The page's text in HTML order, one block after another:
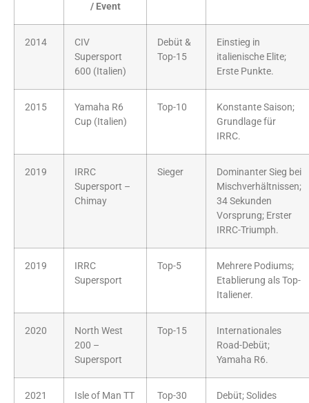
/ Event
2014
CIV
Supersport
600 (Italien)
Debüt &
Top-15
Einstieg in
italienische Elite;
Erste Punkte.
2015
Yamaha R6
Cup (Italien)
Top-10
Konstante Saison;
Grundlage für
IRRC.
2019
IRRC
Supersport –
Chimay
Sieger
Dominanter Sieg bei
Mischverhältnissen;
34 Sekunden
Vorsprung; Erster
IRRC-Triumph.
2019
IRRC
Supersport
Top-5
Mehrere Podiums;
Etablierung als Top-
Italiener.
2020
North West
200 –
Supersport
Top-15
Internationales
Road-Debüt;
Yamaha R6.
2021
Isle of Man TT
Top-30
Debüt; Solides